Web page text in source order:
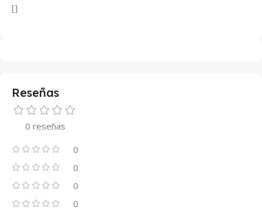
[]
Reseñas
0 reseñas
0
0
0
0